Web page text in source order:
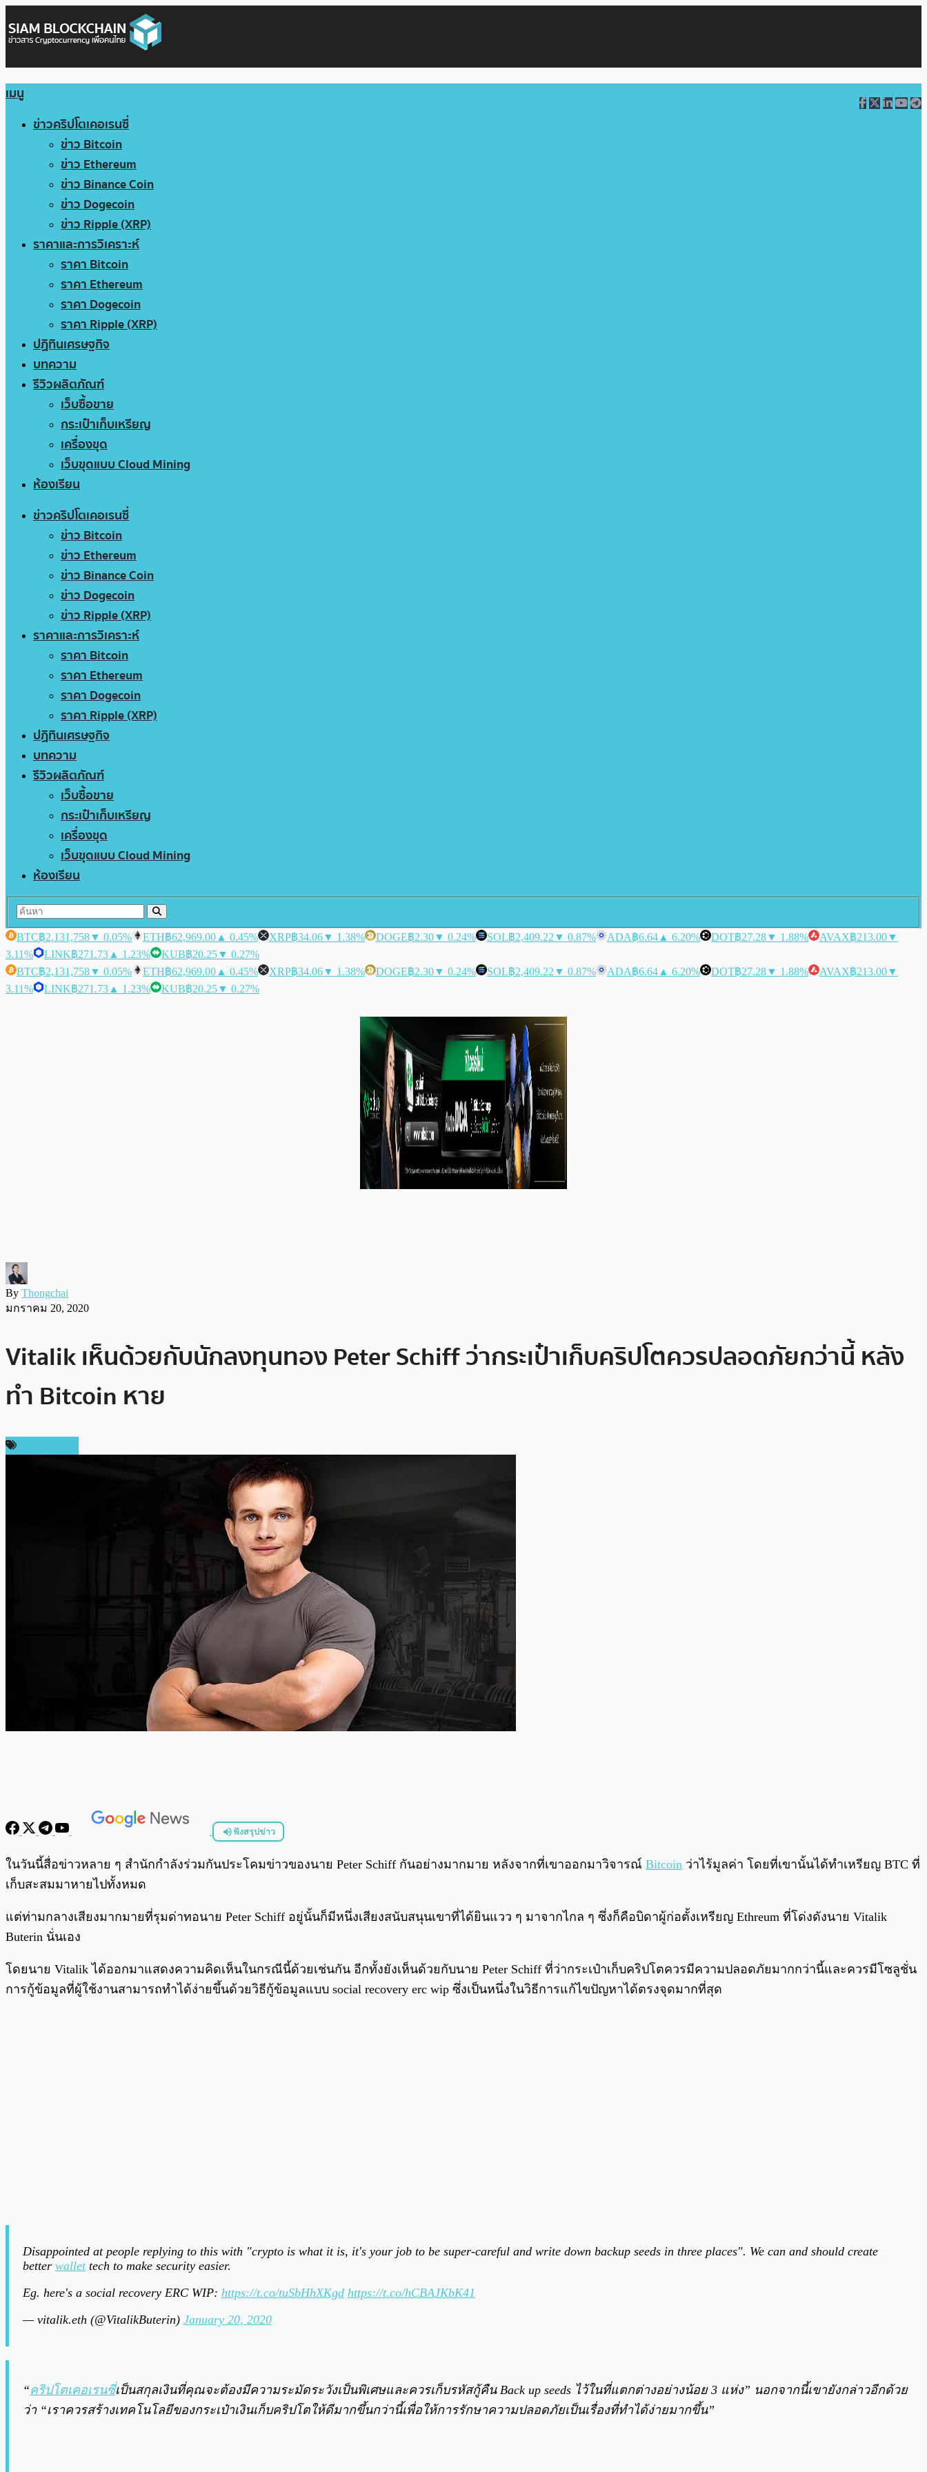
เมนู
ข่าวคริปโตเคอเรนซี่
ข่าว Bitcoin
ข่าว Ethereum
ข่าว Binance Coin
ข่าว Dogecoin
ข่าว Ripple (XRP)
ราคาและการวิเคราะห์
ราคา Bitcoin
ราคา Ethereum
ราคา Dogecoin
ราคา Ripple (XRP)
ปฏิทินเศรษฐกิจ
บทความ
รีวิวผลิตภัณฑ์
เว็บซื้อขาย
กระเป๋าเก็บเหรียญ
เครื่องขุด
เว็บขุดแบบ Cloud Mining
ห้องเรียน
ข่าวคริปโตเคอเรนซี่
ข่าว Bitcoin
ข่าว Ethereum
ข่าว Binance Coin
ข่าว Dogecoin
ข่าว Ripple (XRP)
ราคาและการวิเคราะห์
ราคา Bitcoin
ราคา Ethereum
ราคา Dogecoin
ราคา Ripple (XRP)
ปฏิทินเศรษฐกิจ
บทความ
รีวิวผลิตภัณฑ์
เว็บซื้อขาย
กระเป๋าเก็บเหรียญ
เครื่องขุด
เว็บขุดแบบ Cloud Mining
ห้องเรียน
BTC฿2,131,758▼ 0.05% ETH฿62,969.00 ▲ 0.45% XRP฿34.06▼ 1.38% DOGE฿2.30▼ 0.24% SOL฿2,409.22 ▼ 0.87% ADA฿6.64 ▲ 6.20% DOT฿27.28▼ 1.88% AVAX฿213.00▼
3.11%
LINK฿271.73 ▲ 1.23% KUB฿20.25▼ 0.27%
BTC฿2,131,758▼ 0.05% ETH฿62,969.00 ▲ 0.45% XRP฿34.06▼ 1.38% DOGE฿2.30▼ 0.24% SOL฿2,409.22 ▼ 0.87% ADA฿6.64 ▲ 6.20% DOT฿27.28▼ 1.88% AVAX฿213.00▼
3.11%
LINK฿271.73 ▲ 1.23% KUB฿20.25▼ 0.27%
By Thongchai
มกราคม 20, 2020
Vitalik เห็นด้วยกับนักลงทุนทอง Peter Schiff ว่ากระเป๋าเก็บคริปโตควรปลอดภัยกว่านี้ หลัง
ทำ Bitcoin หาย
ฟังสรุปข่าว
พร้อมเล่น 0:00 /0:00
ในวันนี้สื่อข่าวหลาย ๆ สำนักกำลังร่วมกันประโคมข่าวของนาย Peter Schiff กันอย่างมากมาย หลังจากที่เขาออกมาวิจารณ์ Bitcoin ว่าไร้มูลค่า โดยที่เขานั้นได้ทำเหรียญ BTC ที่
เก็บสะสมมาหายไปทั้งหมด
แต่ท่ามกลางเสียงมากมายที่รุมด่าทอนาย Peter Schiff อยู่นั้นก็มีหนึ่งเสียงสนับสนุนเขาที่ได้ยินแวว ๆ มาจากไกล ๆ ซึ่งก็คือบิดาผู้ก่อตั้งเหรียญ Ethreum ที่โด่งดังนาย Vitalik
Buterin นั่นเอง
โดยนาย Vitalik ได้ออกมาแสดงความคิดเห็นในกรณีนี้ด้วยเช่นกัน อีกทั้งยังเห็นด้วยกับนาย Peter Schiff ที่ว่ากระเป๋าเก็บคริปโตควรมีความปลอดภัยมากกว่านี้และควรมีโซลูชั่น
การกู้ข้อมูลที่ผู้ใช้งานสามารถทำได้ง่ายขึ้นด้วยวิธีกู้ข้อมูลแบบ social recovery erc wip ซึ่งเป็นหนึ่งในวิธีการแก้ไขปัญหาได้ตรงจุดมากที่สุด
Disappointed at people replying to this with "crypto is what it is, it's your job to be super-careful and write down backup seeds in three places". We can and should create
better wallettech to make security easier.
Eg. here's a social recovery ERC WIP: https://t.co/tuSbHhXKgd https://t.co/hCBAJKbK41
— vitalik.eth (@VitalikButerin) January 20, 2020
“คริปโตเคอเรนซี่เป็นสกุลเงินที่คุณจะต้องมีความระมัดระวังเป็นพิเศษและควรเก็บรหัสกู้คืน Back up seeds ไว้ในที่แตกต่างอย่างน้อย 3 แห่ง” นอกจากนี้เขายังกล่าวอีกด้วย
ว่า “เราควรสร้างเทคโนโลยีของกระเป๋าเงินเก็บคริปโตให้ดีมากขึ้นกว่านี้เพื่อให้การรักษาความปลอดภัยเป็นเรื่องที่ทำได้ง่ายมากขึ้น”